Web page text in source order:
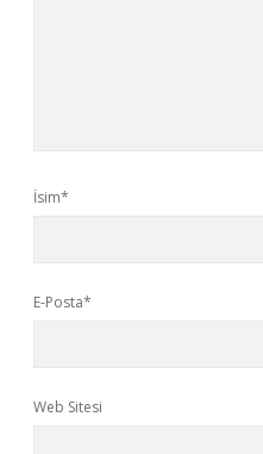
İsim*
E-Posta*
Web Sitesi